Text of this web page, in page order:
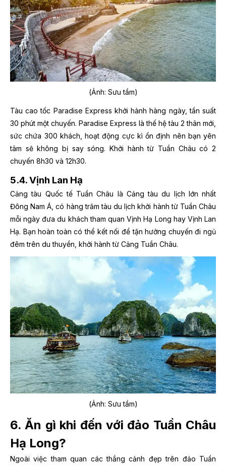
(Ảnh: Sưu tầm)
Tàu cao tốc Paradise Express khởi hành hàng ngày, tần suất
30 phút một chuyến. Paradise Express là thế hệ tàu 2 thân mới,
sức chứa 300 khách, hoạt động cực kì ổn định nên bạn yên
tâm sẽ không bị say sóng. Khởi hành từ Tuần Châu có 2
chuyến 8h30 và 12h30.
5.4. Vịnh Lan Hạ
Cảng tàu Quốc tế Tuần Châu là Cảng tàu du lịch lớn nhất
Đông Nam Á, có hàng trăm tàu du lịch khởi hành từ Tuần Châu
mỗi ngày đưa du khách tham quan Vịnh Hạ Long hay Vịnh Lan
Hạ. Bạn hoàn toàn có thể kết nối để tận hưởng chuyến đi ngủ
đêm trên du thuyền, khởi hành từ Cảng Tuần Châu.
(Ảnh: Sưu tầm)
6. Ăn gì khi đến với đảo Tuần Châu
Hạ Long?
Ngoài việc tham quan các thắng cảnh đẹp trên đảo Tuần